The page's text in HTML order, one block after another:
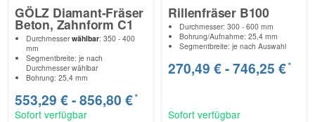
GÖLZ Diamant-Fräser
Beton, Zahnform C1
Durchmesserwählbar: 350 - 400
mm
Segmentbreite: je nach
Durchmesser wählbar
Bohrung: 25,4 mm
553,29 € -856,80 €*
Sofort verfügbar
Rillenfräser B100
Durchmesser: 300 - 600 mm
Bohrung/Aufnahme: 25,4 mm
Segmentbreite: je nach Auswahl
270,49 € -746,25 €*
Sofort verfügbar